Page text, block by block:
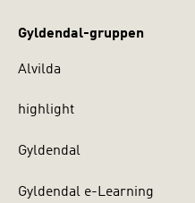
Gyldendal-gruppen
Alvilda
highlight
Gyldendal
Gyldendal e-Learning